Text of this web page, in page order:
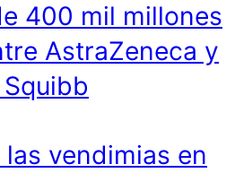
400 mil millones
AstraZeneca y
vendimias en